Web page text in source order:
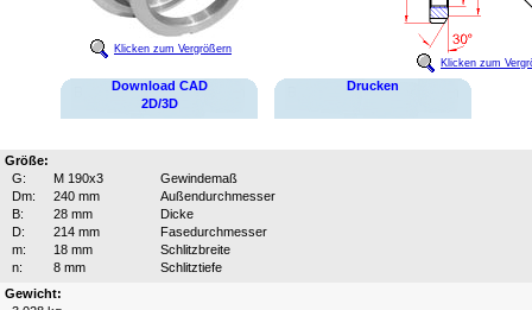
Klicken zum Vergrößern
Klicken zum
Download CAD
2D/3D
Drucken
Größe:
G:
M 190x3
Gewindemaß
Dm:
240 mm
Außendurchmesser
B:
28 mm
Dicke
D:
214 mm
Fasedurchmesser
m:
18 mm
Schlitzbreite
n:
8 mm
Schlitztiefe
Gewicht: